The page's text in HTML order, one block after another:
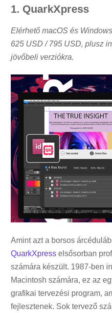
1. QuarkXpress
Elérhető macOS és
625 USD / 795 USD, plusz
jövőbeli verziókra.
Amint azt a borsos
QuarkXpress elsősorban
számára készült. 1987-ben
Macintosh számára, ez az
grafikai tervezési program,
fejlesztenek. Sok tervező